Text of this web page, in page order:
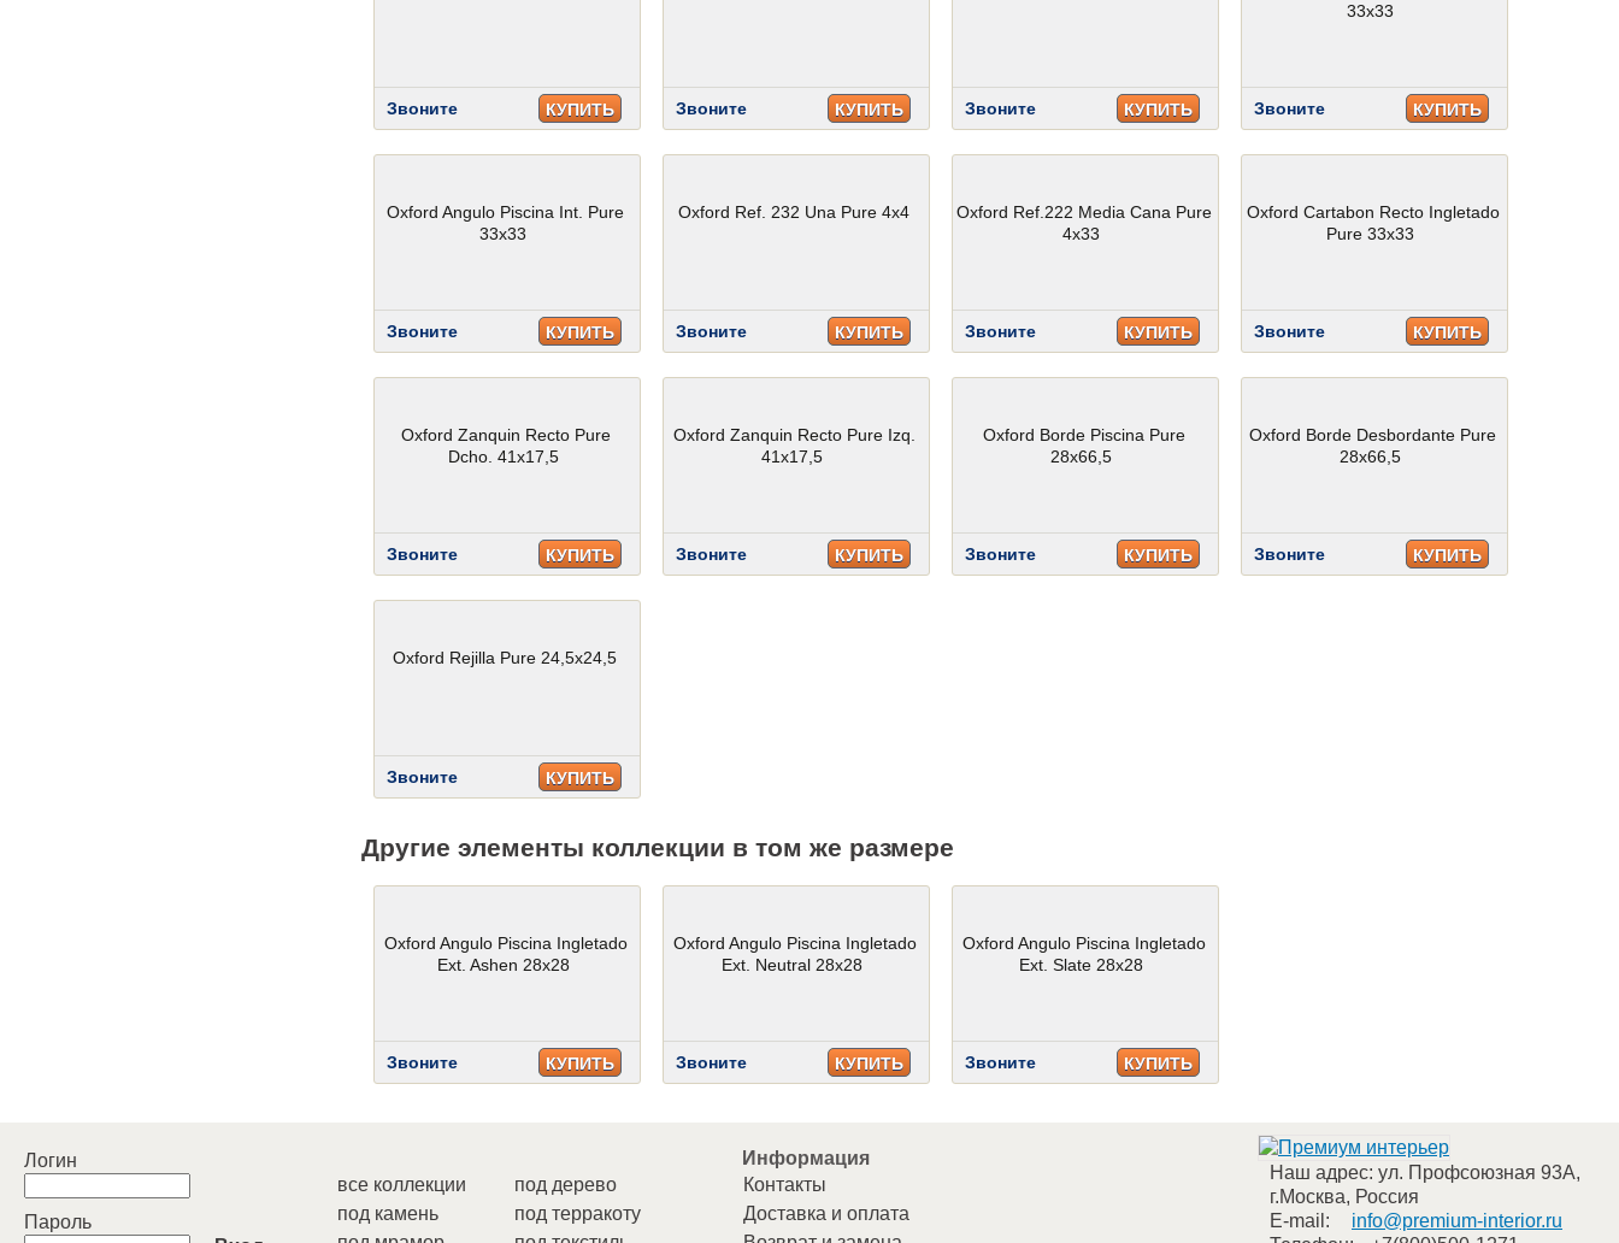
Звоните КУПИТЬ Звоните КУПИТЬ Звоните КУПИТЬ
33x33
Звоните КУПИТЬ
Oxford Angulo Piscina Int. Pure
33x33
Звоните КУПИТЬ
Oxford Ref. 232 Una Pure 4x4
Звоните КУПИТЬ
Oxford Ref.222 Media Cana Pure
4x33
Звоните КУПИТЬ
Oxford Cartabon Recto Ingletado
Pure 33x33
Звоните КУПИТЬ
Oxford Zanquin Recto Pure
Dcho. 41x17,5
Звоните КУПИТЬ
Oxford Zanquin Recto Pure Izq.
41x17,5
Звоните КУПИТЬ
Oxford Borde Piscina Pure
28x66,5
Звоните КУПИТЬ
Oxford Borde Desbordante Pure
28x66,5
Звоните КУПИТЬ
Oxford Rejilla Pure 24,5x24,5
Звоните КУПИТЬ
Другие элементы коллекции в том же размере
Oxford Angulo Piscina Ingletado
Ext. Ashen 28x28
Звоните КУПИТЬ
Oxford Angulo Piscina Ingletado
Ext. Neutral 28x28
Звоните КУПИТЬ
Oxford Angulo Piscina Ingletado
Ext. Slate 28x28
Звоните КУПИТЬ
Логин
Пароль
все коллекции
под камень
под дерево
под терракоту
Информация
Контакты
Доставка и оплата
Наш адрес: ул. Профсоюзная 93А,
г.Москва, Россия
E-mail:
info@premium-interior.ru